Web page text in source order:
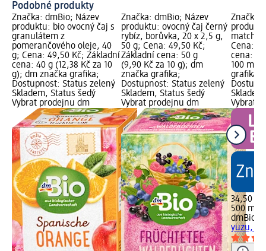
Podobné produkty
Značka: dmBio; Název
produktu: bio ovocný čaj s
granulátem z
pomerančového oleje, 40
g; Cena: 49,50 Kč; Základní
cena: 40 g (12,38 Kč za 10
g); dm značka grafika;
Dostupnost: Status zelený
Skladem, Status šedý
Vybrat prodejnu dm
Značka: dmBio; Název
produktu: ovocný čaj černý
rybíz, borůvka, 20 x 2,5 g,
50 g; Cena: 49,50 Kč;
Základní cena: 50 g
(9,90 Kč za 10 g); dm
značka grafika;
Dostupnost: Status zelený
Skladem, Status šedý
Vybrat prodejnu dm
Značka:
matcha
Cena:
cena:
100 ml);
grafika,
Vybrat
34,50 Kč
500 ml
dmBio
yuzu,